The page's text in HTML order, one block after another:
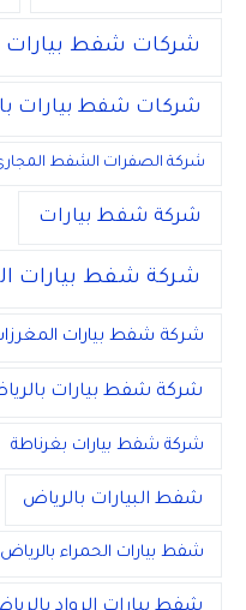
شركات شفط بيارات
شركات شفط بيارات
شركة الصفرات الشفط
شركة شفط بيارات
شركة شفط بيارات
شركة شفط بيارات
شركة شفط بيارات
شركة شفط بيارات بغرناطة
شفط البيارات بالرياض
شفط بيارات الحمراء بالرياض